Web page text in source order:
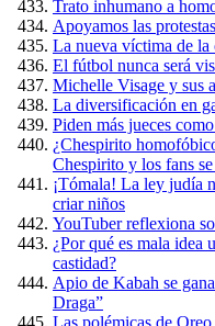
Trato inhumano a
Apoyamos las
La nueva víctima de la
El fútbol nunca será
Michelle Visage y sus
La diversificación en
Piden más jueces
¿Chespirito
Chespirito y los fans se
¡Tómala! La ley judía
criar niños
YouTuber reflexiona
¿Por qué es mala idea
castidad?
Apio de Kabah se
Draga”
Las polémicas de